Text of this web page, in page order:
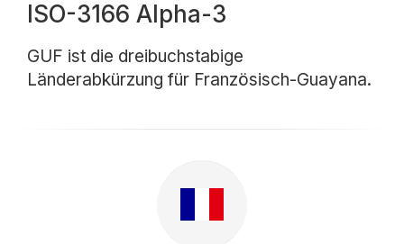
ISO-3166 Alpha-3
GUF ist die dreibuchstabige
Länderabkürzung für Französisch-Guayana.